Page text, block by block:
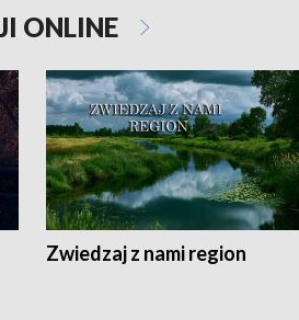
ONLINE
Zwiedzaj z nami region